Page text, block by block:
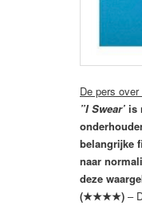
De pers over
”I Swear’ is
belangrijke
naar
deze
(★★★★) –